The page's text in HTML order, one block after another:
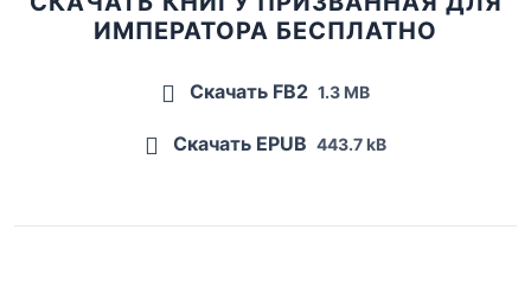
ИМПЕРАТОРА БЕСПЛАТНО
Скачать FB2 1.3 MB
Скачать EPUB 443.7 kB